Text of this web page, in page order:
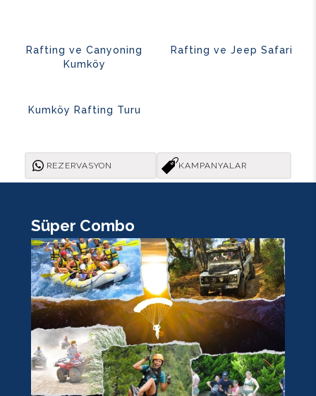
Rafting ve Canyoning
Kumköy
Rafting ve Jeep Safari
Kumköy Rafting Turu
REZERVASYON KAMPANYALAR
Süper Combo